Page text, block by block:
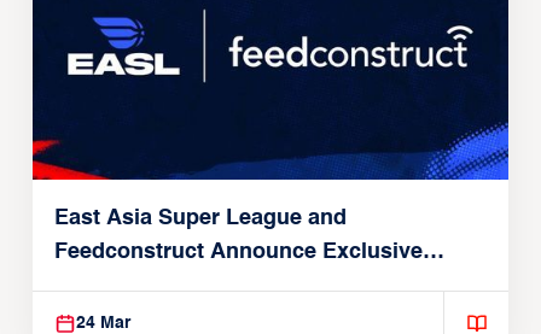
East Asia Super League and
Feedconstruct Announce Exclusive
Global Partnership
24 Mar